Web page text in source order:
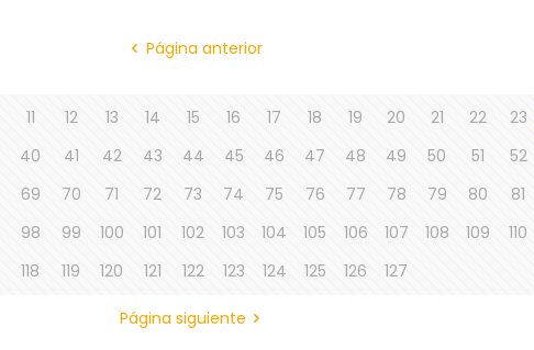
Página anterior
11 12 13 14 15 16 17 18 19 20 21 22 23
40 41 42 43 44 45 46 47 48 49 50 51 52
69 70 71 72 73 74 75 76 77 78 79 80 81
98 99 100 101 102 103 104 105 106 107 108 109 110
118 119 120 121 122 123 124 125 126 127
Página siguiente